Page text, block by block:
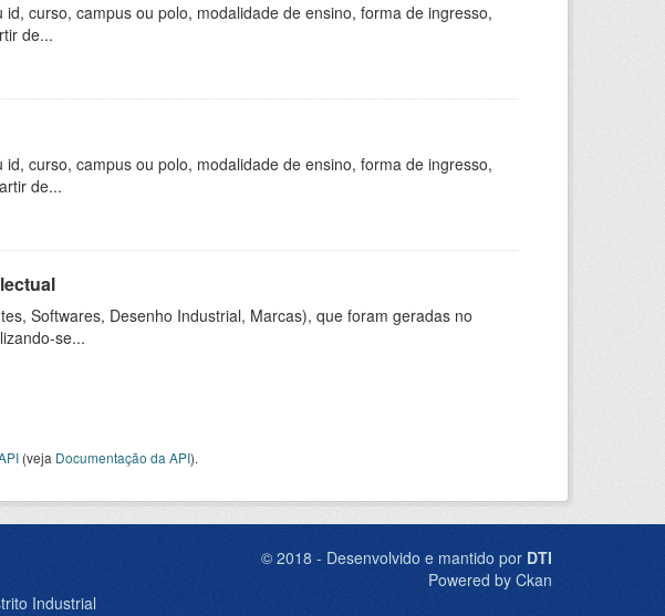
curso, campus ou polo, modalidade de ensino, forma de ingresso,
de...
curso, campus ou polo, modalidade de ensino, forma de ingresso,
de...
Softwares, Desenho Industrial, Marcas), que foram geradas no
se...
(veja Documentação da API).
Industrial
© 2018 - Desenvolvido e mantido por DTI
Powered by Ckan